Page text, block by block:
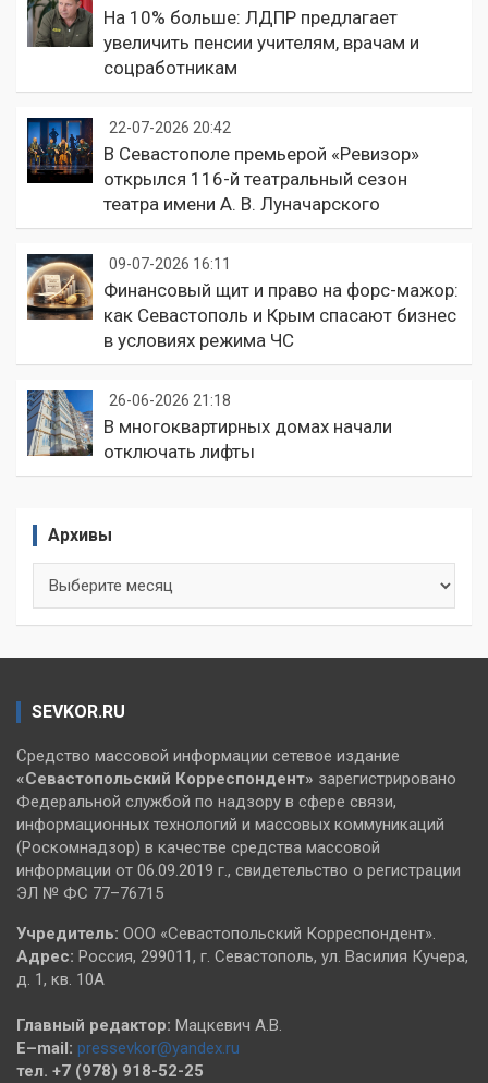
На 10% больше: ЛДПР предлагает
увеличить пенсии учителям, врачам и
соцработникам
22-07-2026 20:42
В Севастополе премьерой «Ревизор»
открылся 116-й театральный сезон
театра имени А. В. Луначарского
09-07-2026 16:11
Финансовый щит и право на форс-мажор:
как Севастополь и Крым спасают бизнес
в условиях режима ЧС
26-06-2026 21:18
В многоквартирных домах начали
отключать лифты
Архивы
SEVKOR.RU
Средство массовой информации сетевое издание
«Севастопольский Корреспондент» зарегистрировано
Федеральной службой по надзору в сфере связи,
информационных технологий и массовых коммуникаций
(Роскомнадзор) в качестве средства массовой
информации от 06.09.2019 г., свидетельство о регистрации
ЭЛ № ФС 77–76715
Учредитель: ООО «Севастопольский Корреспондент».
Адрес: Россия, 299011, г. Севастополь, ул. Василия Кучера,
д. 1, кв. 10А
Главный редактор: Мацкевич А.В.
E–mail: pressevkor@yandex.ru
тел. +7 (978) 918-52-25